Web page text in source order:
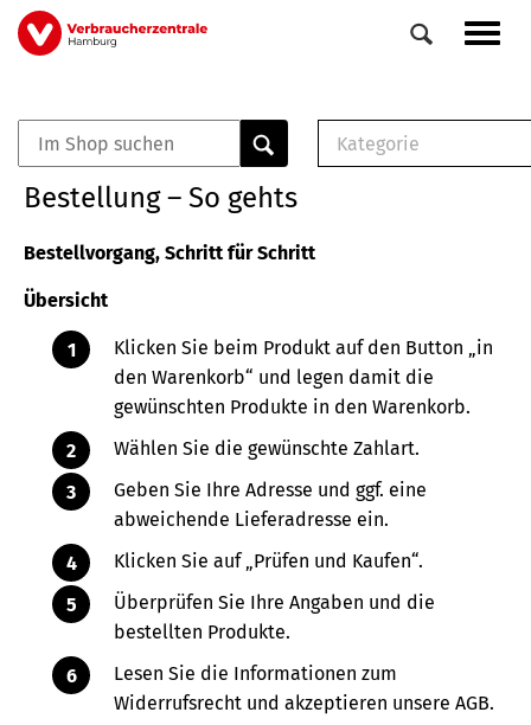
Direkt
zum
Veranstaltungen
0
Elemente
Kategorie
Buch
Bestellung – So gehts
Bestellvorgang, Schritt für Schritt
Übersicht
Klicken Sie beim Produkt auf den Button „in
den Warenkorb“ und legen damit die
gewünschten Produkte in den Warenkorb.
Wählen Sie die gewünschte Zahlart.
Geben Sie Ihre Adresse und ggf. eine
abweichende Lieferadresse ein.
Klicken Sie auf „Prüfen und Kaufen“.
Überprüfen Sie Ihre Angaben und die
bestellten Produkte.
Lesen Sie die Informationen zum
Widerrufsrecht und akzeptieren unsere AGB.